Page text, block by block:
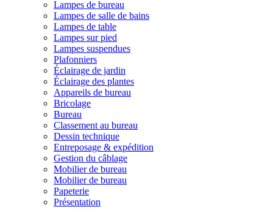
Lampes de bureau
Lampes de salle de bains
Lampes de table
Lampes sur pied
Lampes suspendues
Plafonniers
Éclairage de jardin
Éclairage des plantes
Appareils de bureau
Bricolage
Bureau
Classement au bureau
Dessin technique
Entreposage & expédition
Gestion du câblage
Mobilier de bureau
Mobilier de bureau
Papeterie
Présentation